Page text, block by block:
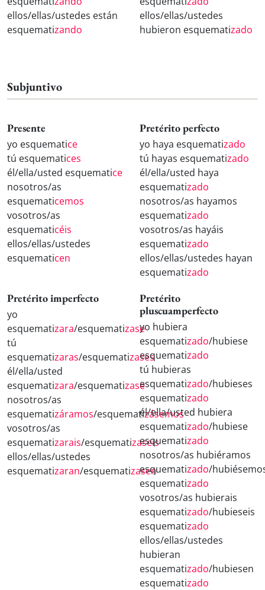
ellos/ellas/ustedes están
esquematizando
ellos/ellas/ustedes
hubieron esquematizado
Subjuntivo
Presente
yo esquematice
tú esquematices
él/ella/usted esquematice
nosotros/as
esquematicemos
vosotros/as
esquematicéis
ellos/ellas/ustedes
esquematicen
Pretérito perfecto
yo haya esquematizado
tú hayas esquematizado
él/ella/usted haya
esquematizado
nosotros/as hayamos
esquematizado
vosotros/as hayáis
esquematizado
ellos/ellas/ustedes hayan
esquematizado
Pretérito imperfecto
yo
esquematizara/esquematizase
tú
esquematizaras/esquematizases
él/ella/usted
esquematizara/esquematizase
nosotros/as
esquematizáramos/esquematizásemos
vosotros/as
esquematizarais/esquematizaseis
ellos/ellas/ustedes
esquematizaran/esquematizasen
Pretérito
pluscuamperfecto
yo hubiera
esquematizado/hubiese
esquematizado
tú hubieras
esquematizado/hubieses
esquematizado
él/ella/usted hubiera
esquematizado/hubiese
esquematizado
nosotros/as hubiéramos
esquematizado/
esquematizado
vosotros/as hubierais
esquematizado/hubieseis
esquematizado
ellos/ellas/ustedes
hubieran
esquematizado/hubiesen
esquematizado